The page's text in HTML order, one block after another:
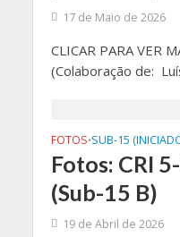
17 de Maio de 2026
CLICAR PARA VER
(Colaboração de:
FOTOS•SUB-15
Fotos: CRI
(Sub-15 B)
19 de Abril de 2026